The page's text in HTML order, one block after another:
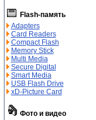
Flash-память
Adapters
Card Readers
Compact Flash
Memory Stick
Multi Media
Secure Digital
Smart Media
USB Flash Drive
xD-Picture Card
Фото и видео